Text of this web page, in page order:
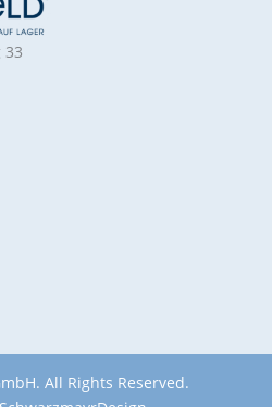
33
All Rights Reserved.